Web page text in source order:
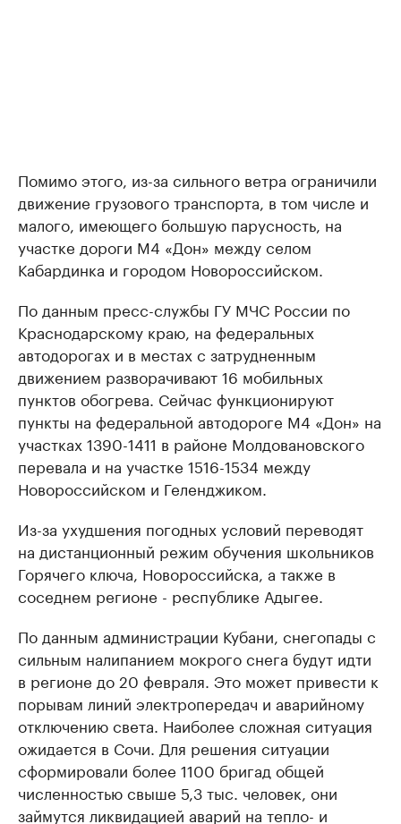
Помимо этого, из-за сильного ветра ограничили
движение грузового транспорта, в том числе и
малого, имеющего большую парусность, на
участке дороги М4 «Дон» между селом
Кабардинка и городом Новороссийском.
По данным пресс-службы ГУ МЧС России по
Краснодарскому краю, на федеральных
автодорогах и в местах с затрудненным
движением разворачивают 16 мобильных
пунктов обогрева. Сейчас функционируют
пункты на федеральной автодороге М4 «Дон» на
участках 1390-1411 в районе Молдовановского
перевала и на участке 1516-1534 между
Новороссийском и Геленджиком.
Из-за ухудшения погодных условий переводят
на дистанционный режим обучения школьников
Горячего ключа, Новороссийска, а также в
соседнем регионе - республике Адыгее.
По данным администрации Кубани, снегопады с
сильным налипанием мокрого снега будут идти
в регионе до 20 февраля. Это может привести к
порывам линий электропередач и аварийному
отключению света. Наиболее сложная ситуация
ожидается в Сочи. Для решения ситуации
сформировали более 1100 бригад общей
численностью свыше 5,3 тыс. человек, они
займутся ликвидацией аварий на тепло- и